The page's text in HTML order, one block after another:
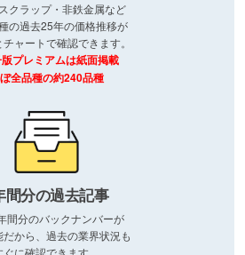
クラップ・非鉄金属など
の過去25年の価格推移が
ャートで確認できます。
プレミアムは紙面掲載
全品種の約240品種
間分の過去記事
間分のバックナンバーが
から、過去の業界状況も
ぐに確認できます。